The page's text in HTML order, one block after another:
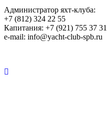
Администратор яхт-клуба:
+7 (812) 324 22 55
Капитания: +7 (921) 755 37 31
e-mail: info@yacht-club-spb.ru